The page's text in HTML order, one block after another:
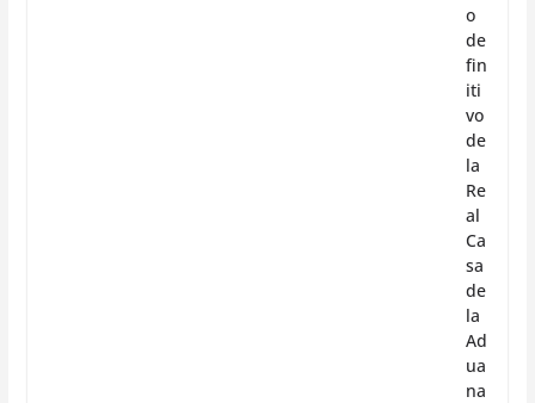
o
de
fin
iti
vo
de
la
Re
al
Ca
sa
de
la
Ad
ua
na